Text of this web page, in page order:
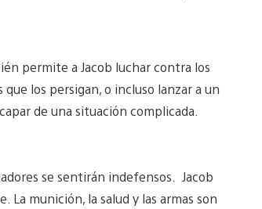
permite a Jacob luchar contra los
los persigan, o incluso lanzar a un
de una situación complicada.
se sentirán indefensos. Jacob
La munición, la salud y las armas son